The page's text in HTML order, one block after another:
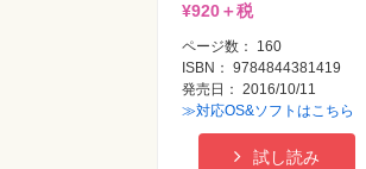
¥920＋税
ページ数： 160
ISBN： 9784844381419
発売日： 2016/10/11
≫対応OS&ソフトはこちら
試し読み